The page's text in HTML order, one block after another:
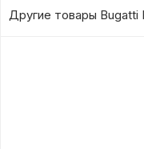
Другие товары Bugatti